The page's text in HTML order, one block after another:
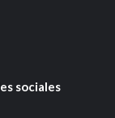
sociales